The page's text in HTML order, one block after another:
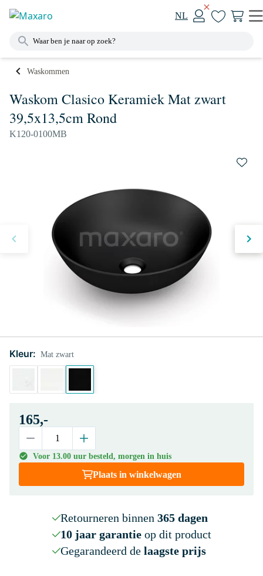
NL
Waskommen
Waskom Clasico Keramiek Mat zwart
39,5x13,5cm Rond
K120-0100MB
Kleur: Mat zwart
165,-
Voor 13.00 uur besteld, morgen in huis
Plaats in winkelwagen
Retourneren binnen 365 dagen
10 jaar garantieop dit product
Gegarandeerd de laagste prijs